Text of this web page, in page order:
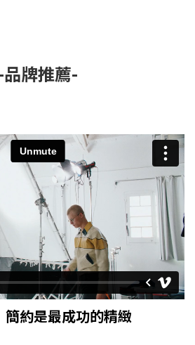
牌推薦-
簡約是最成功的精緻